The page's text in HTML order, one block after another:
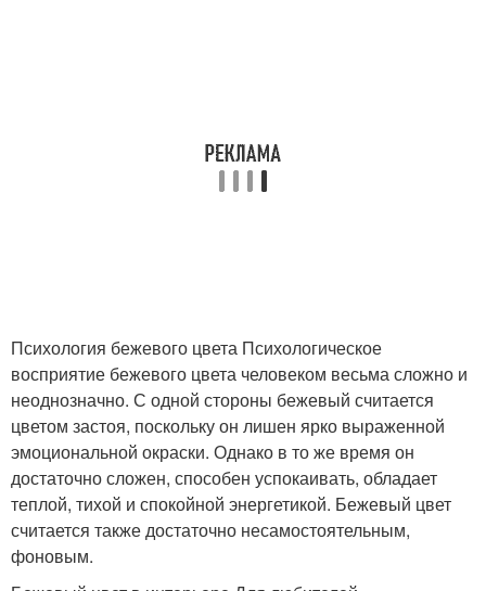
Психология бежевого цвета Психологическое
восприятие бежевого цвета человеком весьма сложно и
неоднозначно. С одной стороны бежевый считается
цветом застоя, поскольку он лишен ярко выраженной
эмоциональной окраски. Однако в то же время он
достаточно сложен, способен успокаивать, обладает
теплой, тихой и спокойной энергетикой. Бежевый цвет
считается также достаточно несамостоятельным,
фоновым.